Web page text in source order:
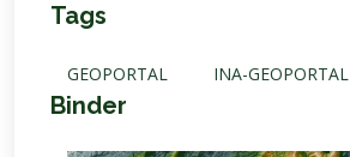
Tags
GEOPORTAL INA-GEOPORTAL
Binder